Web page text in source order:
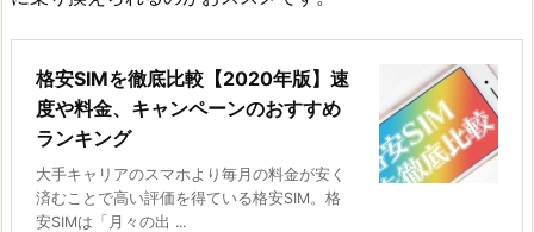
格安SIMを徹底比較【2020年版】速
度や料金、キャンペーンのおすすめ
ランキング
大手キャリアのスマホより毎月の料金が安く
済むことで高い評価を得ている格安SIM。格
安SIMは「月々の出 ...